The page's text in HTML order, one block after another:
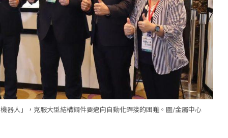
器人」，克服大型結構鋼件要邁向自動化銲接的困難。圖/金屬中心